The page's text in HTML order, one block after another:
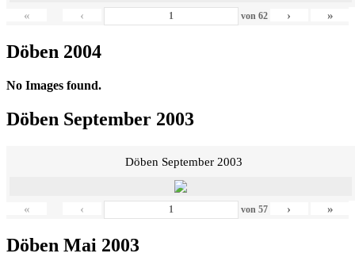
« ‹ von 62 › »
Döben 2004
No Images found.
Döben September 2003
Döben September 2003
« ‹ von 57 › »
Döben Mai 2003